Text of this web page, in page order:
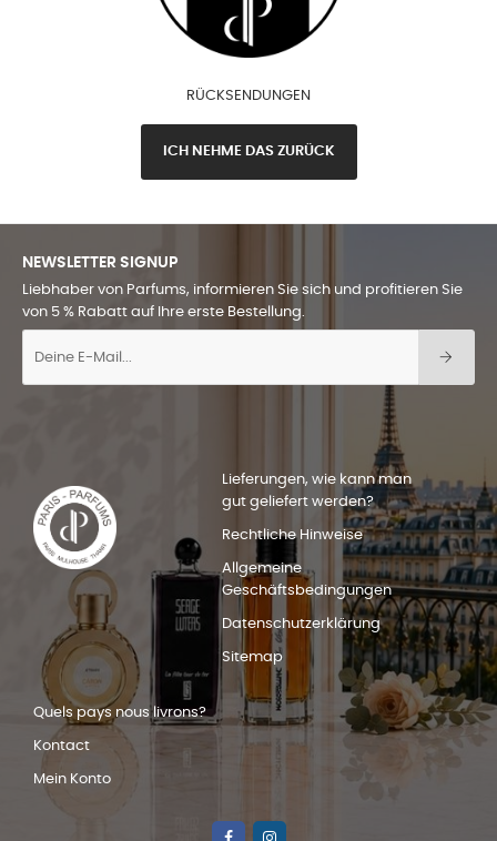
RÜCKSENDUNGEN
ICH NEHME DAS ZURÜCK
NEWSLETTER SIGNUP
Liebhaber von Parfums, informieren Sie sich und profitieren Sie
von 5 % Rabatt auf Ihre erste Bestellung.
Lieferungen, wie kann man
gut geliefert werden?
Rechtliche Hinweise
Allgemeine
Geschäftsbedingungen
Datenschutzerklärung
Sitemap
Quels pays nous livrons?
Kontact
Mein Konto